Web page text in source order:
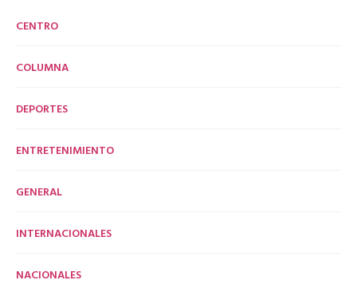
CENTRO
COLUMNA
DEPORTES
ENTRETENIMIENTO
GENERAL
INTERNACIONALES
NACIONALES